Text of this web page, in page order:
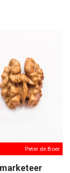
Peter de Boer